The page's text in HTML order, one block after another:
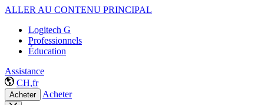
ALLER AU CONTENU PRINCIPAL
Logitech G
Professionnels
Éducation
Assistance
CH,fr
Acheter Acheter